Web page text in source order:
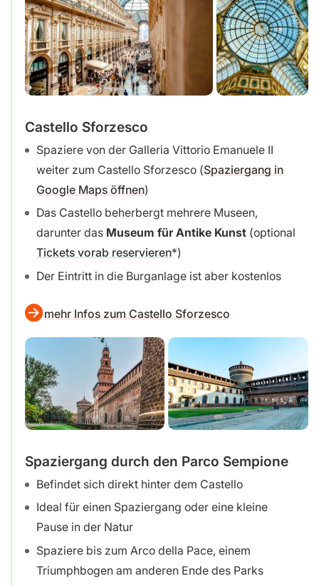
Castello Sforzesco
Spaziere von der Galleria Vittorio Emanuele II
weiter zum Castello Sforzesco (Spaziergang in
Google Maps öffnen)
Das Castello beherbergt mehrere Museen,
darunter das Museum für Antike Kunst(optional
Tickets vorab reservieren )
Der Eintritt in die Burganlage ist aber kostenlos
mehr Infos zum Castello Sforzesco
Spaziergang durch den Parco Sempione
Befindet sich direkt hinter dem Castello
Ideal für einen Spaziergang oder eine kleine
Pause in der Natur
Spaziere bis zum Arco della Pace, einem
Triumphbogen am anderen Ende des Parks